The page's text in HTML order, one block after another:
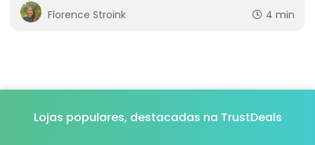
Florence Stroink 4 min
Lojas populares, destacadas na TrustDeals